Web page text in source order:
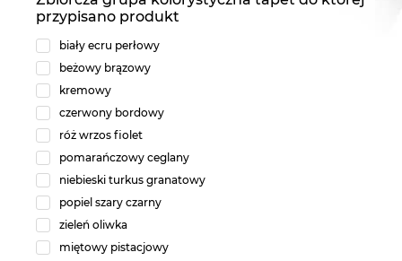
przypisano produkt
biały ecru perłowy
beżowy brązowy
kremowy
czerwony bordowy
róż wrzos fiolet
pomarańczowy ceglany
niebieski turkus granatowy
popiel szary czarny
zieleń oliwka
miętowy pistacjowy